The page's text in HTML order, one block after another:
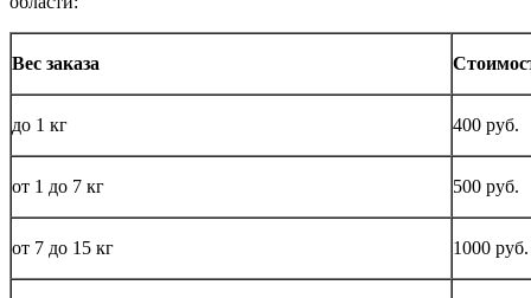
Вес заказа
до 1 кг 400 руб.
от 1 до 7 кг 500 руб.
от 7 до 15 кг 1000 руб.